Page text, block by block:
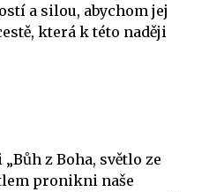
a silou, abychom jej
která k této naději
z Boha, světlo ze
pronikni naše